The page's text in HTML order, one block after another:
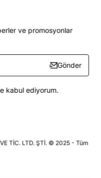
ve promosyonlar
Gönder
kabul ediyorum.
VE TİC. LTD. ŞTİ. © 2025 - Tüm